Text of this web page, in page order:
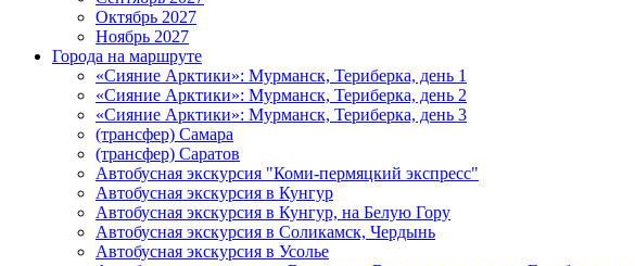
Октябрь 2027
Ноябрь 2027
Города на маршруте
«Сияние Арктики»: Мурманск, Териберка, день 1
«Сияние Арктики»: Мурманск, Териберка, день 2
«Сияние Арктики»: Мурманск, Териберка, день 3
(трансфер) Самара
(трансфер) Саратов
Автобусная экскурсия "Коми-пермяцкий экспресс"
Автобусная экскурсия в Кунгур
Автобусная экскурсия в Кунгур, на Белую Гору
Автобусная экскурсия в Соликамск, Чердынь
Автобусная экскурсия в Усолье